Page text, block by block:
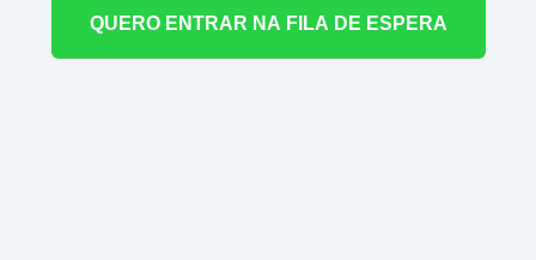
QUERO ENTRAR NA FILA DE ESPERA